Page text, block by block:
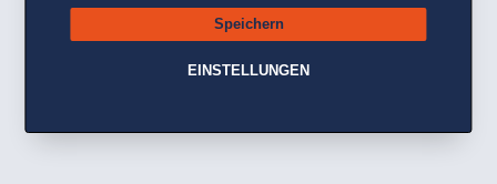
EINSTELLUNGEN
Speichern